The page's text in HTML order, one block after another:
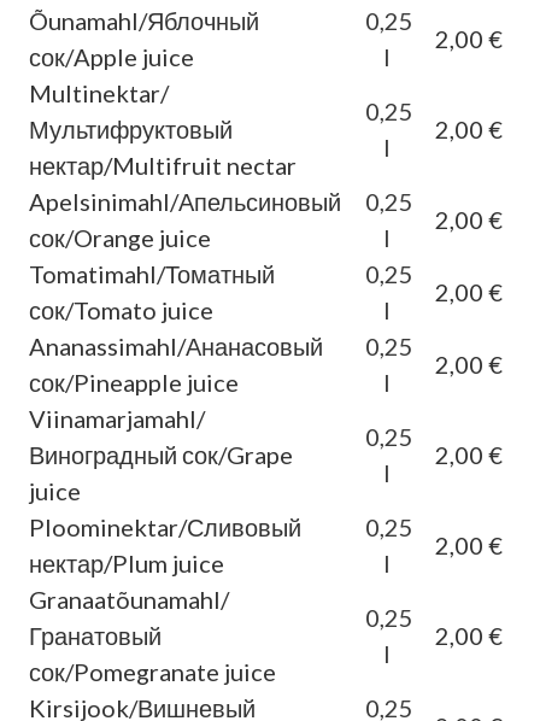
Õunamahl/Яблочный
сок/Apple juice
0,25
l
2,00 €
Multinektar/
Мультифруктовый
нектар/Multifruit nectar
0,25
l
2,00 €
Apelsinimahl/Апельсиновый
сок/Orange juice
0,25
l
2,00 €
Tomatimahl/Томатный
сок/Tomato juice
0,25
l
2,00 €
Ananassimahl/Ананасовый
сок/Pineapple juice
0,25
l
2,00 €
Viinamarjamahl/
Виноградный сок/Grape
juice
0,25
l
2,00 €
Ploominektar/Сливовый
нектар/Plum juice
0,25
l
2,00 €
Granaatõunamahl/
Гранатовый
сок/Pomegranate juice
0,25
l
2,00 €
Kirsijook/Вишневый
0,25